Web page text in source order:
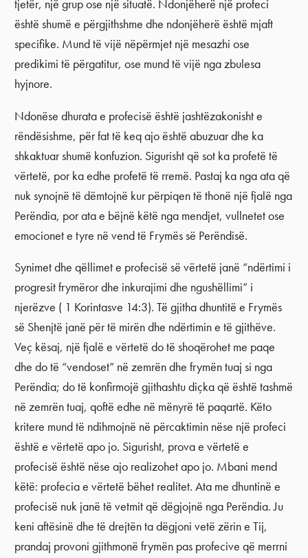
tjetër, një grup ose një situatë. Ndonjëherë një profeci
është shumë e përgjithshme dhe ndonjëherë është mjaft
specifike. Mund të vijë nëpërmjet një mesazhi ose
predikimi të përgatitur, ose mund të vijë nga zbulesa
hyjnore.
Ndonëse dhurata e profecisë është jashtëzakonisht e
rëndësishme, për fat të keq ajo është abuzuar dhe ka
shkaktuar shumë konfuzion. Sigurisht që sot ka profetë të
vërtetë, por ka edhe profetë të rremë. Pastaj ka nga ata që
nuk synojnë të dëmtojnë kur përpiqen të thonë një fjalë nga
Perëndia, por ata e bëjnë këtë nga mendjet, vullnetet ose
emocionet e tyre në vend të Frymës së Perëndisë.
Synimet dhe qëllimet e profecisë së vërtetë janë “ndërtimi i
progresit frymëror dhe inkurajimi dhe ngushëllimi” i
njerëzve ( 1 Korintasve 14:3). Të gjitha dhuntitë e Frymës
së Shenjtë janë për të mirën dhe ndërtimin e të gjithëve.
Veç kësaj, një fjalë e vërtetë do të shoqërohet me paqe
dhe do të “vendoset” në zemrën dhe frymën tuaj si nga
Perëndia; do të konfirmojë gjithashtu diçka që është tashmë
në zemrën tuaj, qoftë edhe në mënyrë të paqartë. Këto
kritere mund të ndihmojnë në përcaktimin nëse një profeci
është e vërtetë apo jo. Sigurisht, prova e vërtetë e
profecisë është nëse ajo realizohet apo jo. Mbani mend
këtë: profecia e vërtetë bëhet realitet. Ata me dhuntinë e
profecisë nuk janë të vetmit që dëgjojnë nga Perëndia. Ju
keni aftësinë dhe të drejtën ta dëgjoni vetë zërin e Tij,
prandaj provoni gjithmonë frymën pas profecive që merrni